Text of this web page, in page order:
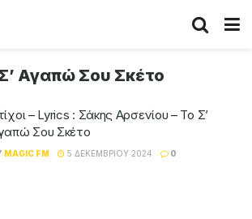
Αγαπώ Σου Σκέτο
– Lyrics : Σάκης Αρσενίου – Το Σ’
Σου Σκέτο
MAGIC FM 5 ΔΕΚΕΜΒΡΊΟΥ 2024 0